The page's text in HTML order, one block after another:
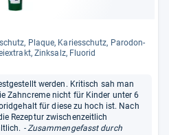
Plaque, Kari­es­schutz, Par­odon­
Zink­salz, Fluo­rid
werden. Kritisch sah man
Zahncreme nicht für Kinder unter 6
für diese zu hoch ist. Nach
Rezeptur zwischenzeitlich
- Zusammengefasst durch